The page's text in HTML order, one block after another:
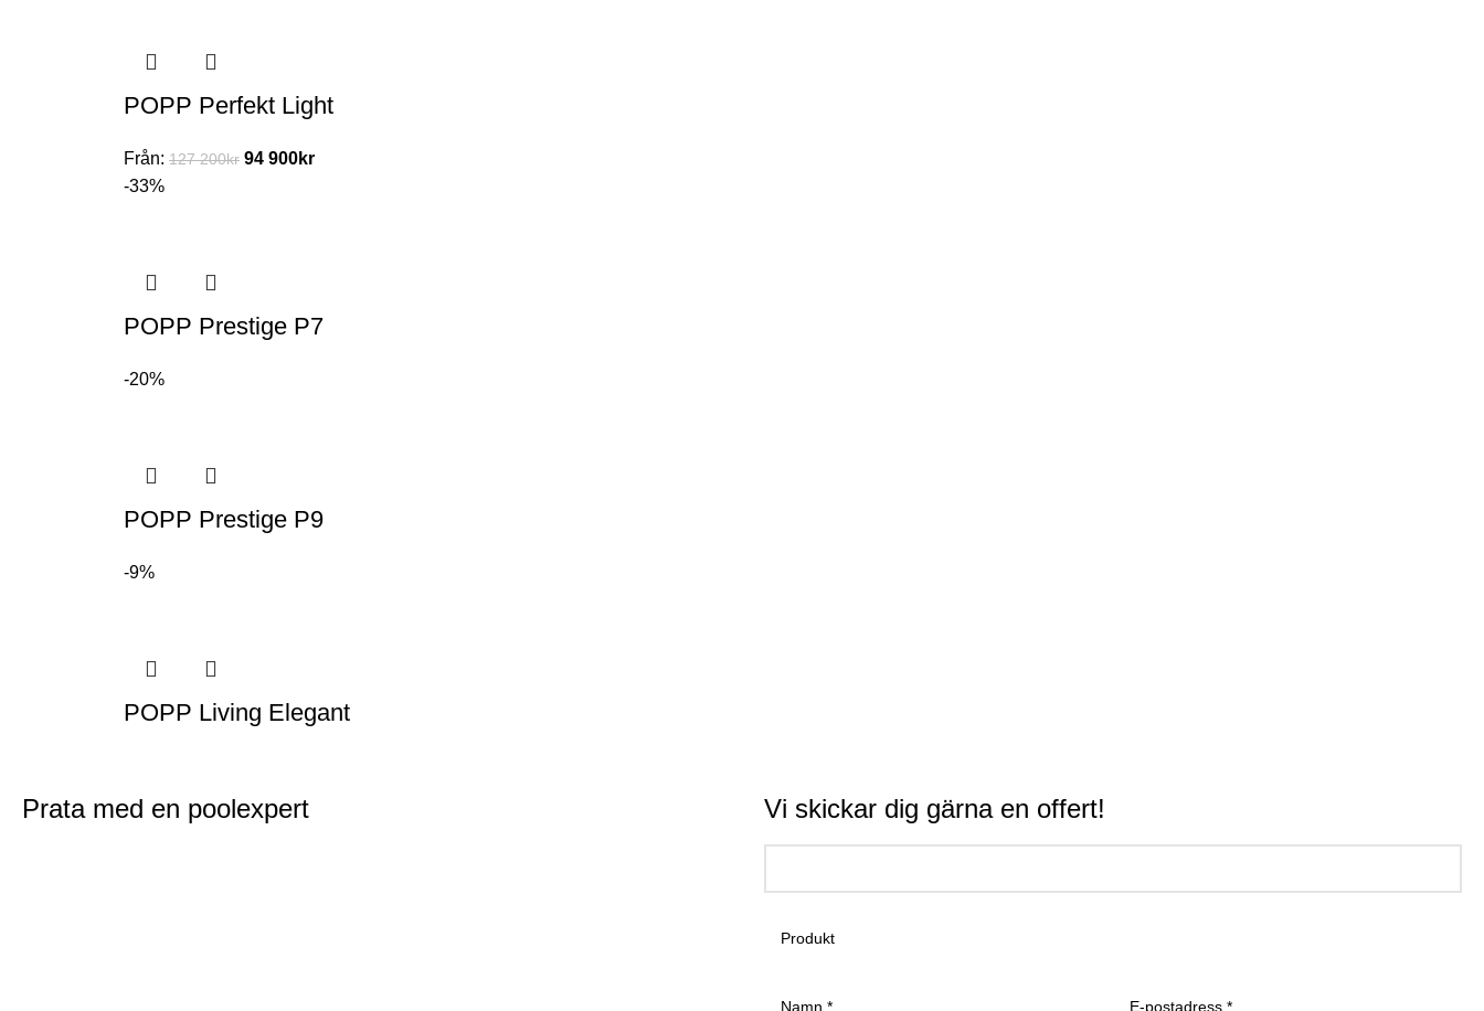
POPP Perfekt Light
Från: 127 200kr 94 900kr
-33%
POPP Prestige P7
-20%
POPP Prestige P9
-9%
POPP Living Elegant
Prata med en poolexpert Vi skickar dig gärna en offert!